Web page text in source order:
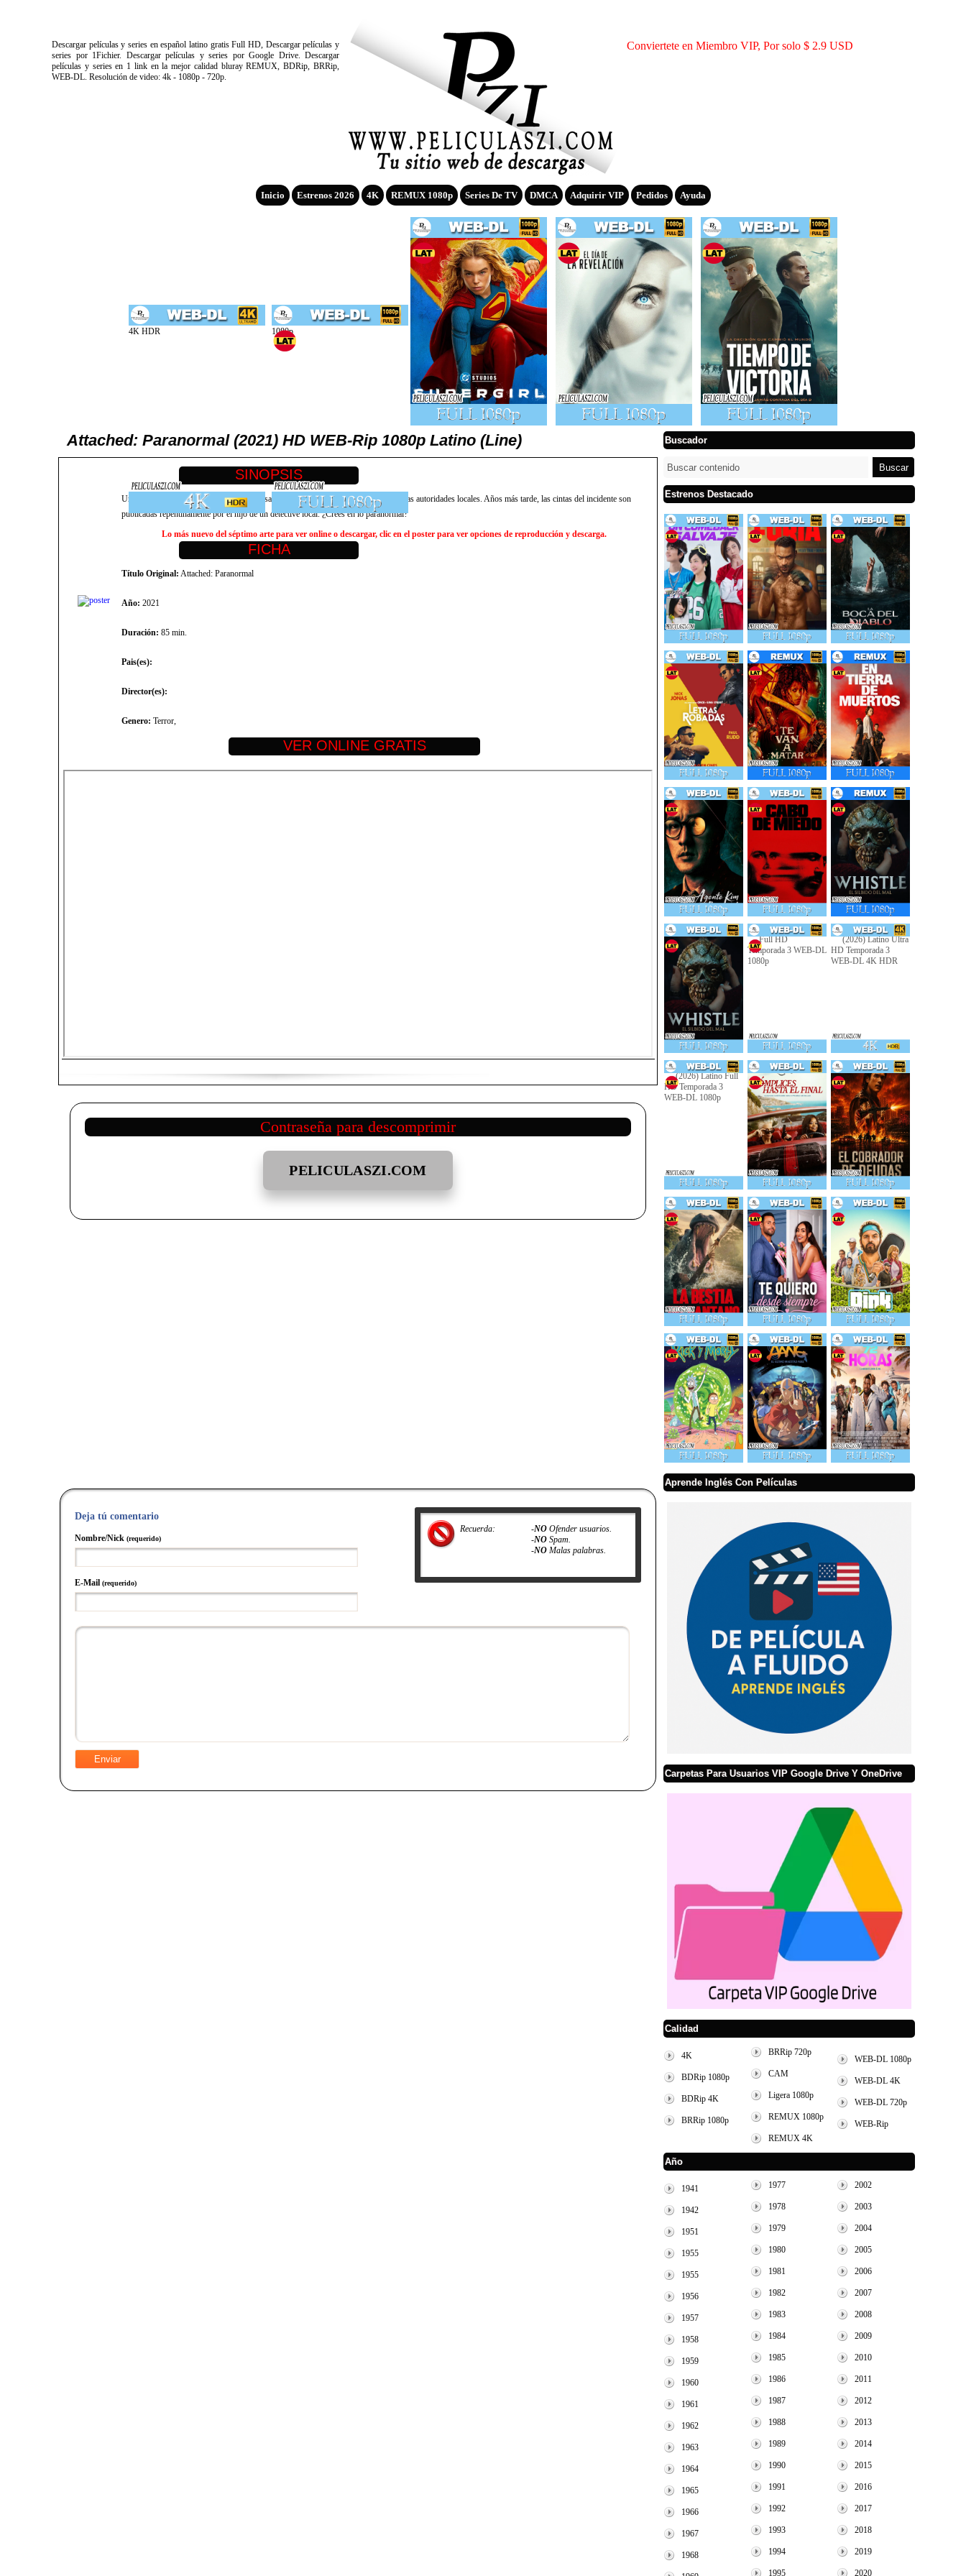
Descargar películas y series en español latino gratis Full HD, Descargar películas y
series por 1Fichier. Descargar películas y series por Google Drive. Descargar
películas y series en 1 link en la mejor calidad bluray REMUX, BDRip, BRRip,
WEB-DL. Resolución de video: 4k - 1080p - 720p.
Conviertete en Miembro VIP, Por solo $ 2.9 USD
Inicio Estrenos 2026 4K REMUX 1080p Series De TV DMCA Adquirir VIP Pedidos Ayuda
Attached: Paranormal (2021) HD WEB-Rip 1080p Latino (Line)
Un hombre es encontrado muerto en su casa considerado suicidio durante años por las autoridades locales. Años más tarde, las cintas del incidente son
publicadas repentinamente por el hijo de un detective local. ¿Crees en lo paranormal?
Lo más nuevo del séptimo arte para ver online o descargar, clic en el poster para ver opciones de reproducción y descarga.
Título Original: Attached: Paranormal
Año: 2021
Duración: 85 min.
Pais(es):
Director(es):
Genero: Terror,
Contraseña para descomprimir
PELICULASZI.COM
Recuerda: -NOOfender usuarios.
-NOSpam.
-NOMalas palabras.
Deja tú comentario
Nombre/Nick (requerido)
E-Mail (requerido)
Buscador
Estrenos Destacado
Aprende Inglés Con Películas
Carpetas Para Usuarios VIP Google Drive Y OneDrive
Calidad
4K
BDRip 1080p
BDRip 4K
BRRip 1080p
BRRip 720p
CAM
Ligera 1080p
REMUX 1080p
REMUX 4K
WEB-DL 1080p
WEB-DL 4K
WEB-DL 720p
WEB-Rip
Año
1941
1942
1951
1955
1955
1956
1957
1958
1959
1960
1961
1962
1963
1964
1965
1966
1967
1968
1977
1978
1979
1980
1981
1982
1983
1984
1985
1986
1987
1988
1989
1990
1991
1992
1993
1994
1995
2002
2003
2004
2005
2006
2007
2008
2009
2010
2011
2012
2013
2014
2015
2016
2017
2018
2019
2020